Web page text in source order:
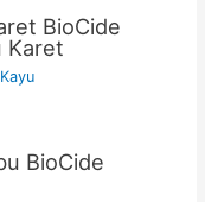
BioCide
Karet
BioCide